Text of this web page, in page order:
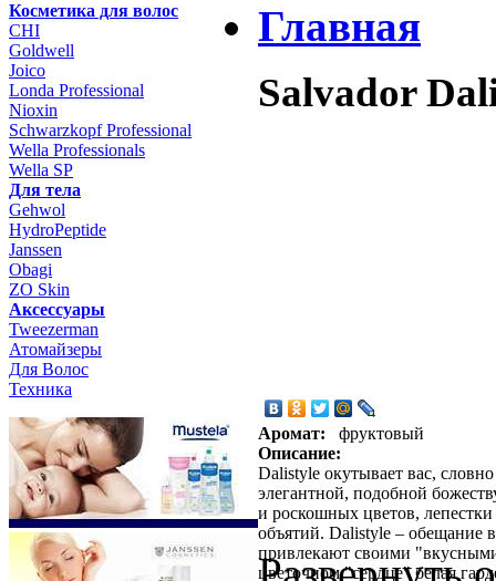
Косметика для волос
CHI
Goldwell
Joico
Londa Professional
Nioxin
Schwarzkopf Professional
Wella Professionals
Wella SP
Для тела
Gehwol
HydroPeptide
Janssen
Obagi
ZO Skin
Aксессуары
Tweezerman
Атомайзеры
Для Волос
Техника
Главная
Salvador
Аромат:
фруктовый
Описание:
Dalistyle окутывает вас,
элегантной, подобной
и роскошных цветов,
объятий. Dalistyle – обещание
привлекают своими
цветочном "сердце" белая